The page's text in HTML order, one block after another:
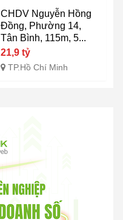
CHDV Nguyễn Hồng
Đồng, Phường 14,
Tân Bình, 115m, 5...
21,9 tỷ
TP.Hồ Chí Minh